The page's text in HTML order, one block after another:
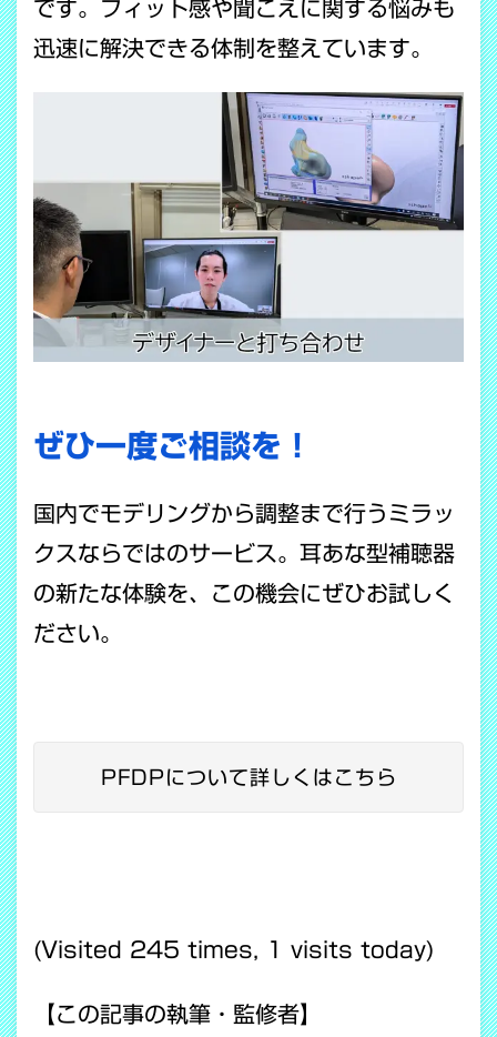
です。フィット感や聞こえに関する悩みも
迅速に解決できる体制を整えています。
ぜひ一度ご相談を！
国内でモデリングから調整まで行うミラッ
クスならではのサービス。耳あな型補聴器
の新たな体験を、この機会にぜひお試しく
ださい。
PFDPについて詳しくはこちら
(Visited 245 times, 1 visits today)
【この記事の執筆・監修者】